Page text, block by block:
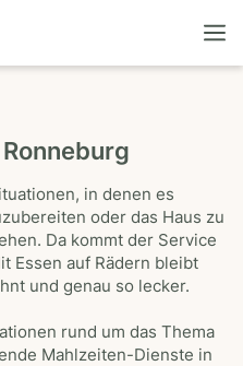
in denen es
oder das Haus zu
Da kommt der Service
Essen auf Rädern bleibt
und genau so lecker.
rund um das Thema
Mahlzeiten-Dienste in